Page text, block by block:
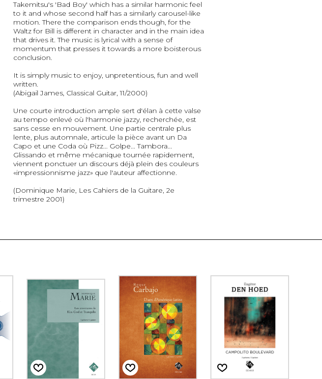
Takemitsu's 'Bad Boy' which has a similar harmonic feel
to it and whose second half has a similarly carousel-like
motion. There the comparison ends though, for the
Waltz for Bill is different in character and in the main idea
that drives it. The music is lyrical with a sense of
momentum that presses it towards a more boisterous
conclusion.
It is simply music to enjoy, unpretentious, fun and well
written.
(Abigail James, Classical Guitar, 11/2000)
Une courte introduction ample sert d'élan à cette valse
au tempo enlevé où l'harmonie jazzy, recherchée, est
sans cesse en mouvement. Une partie centrale plus
lente, plus automnale, articule la pièce avant un Da
Capo et une Coda où Pizz... Golpe... Tambora...
Glissando et même mécanique tournée rapidement,
viennent ponctuer un discours déjà plein des couleurs
«impressionnisme jazz» que l'auteur affectionne.
(Dominique Marie, Les Cahiers de la Guitare, 2e
trimestre 2001)